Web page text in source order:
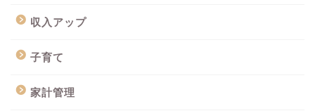
収入アップ
子育て
家計管理